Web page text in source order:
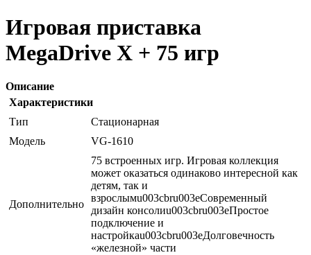
Игровая приставка
MegaDrive X + 75 игр
Описание
Характеристики
Тип
Стационарная
Модель
VG-1610
Дополнительно
75 встроенных игр. Игровая коллекция
может оказаться одинаково интересной как
детям, так и
взрослымu003cbru003eСовременный
дизайн консолиu003cbru003eПростое
подключение и
настройкаu003cbru003eДолговечность
«железной» части